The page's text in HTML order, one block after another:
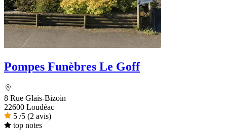
Pompes Funèbres Le Goff
8 Rue Glais-Bizoin
22600 Loudéac
5 /5 (2 avis)
top notes